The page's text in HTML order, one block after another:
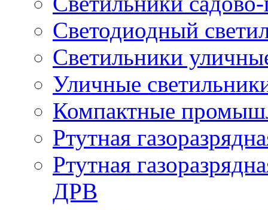
Светодиодный
Светильники
Уличные
Компактные
Ртутная
Ртутная
ДРВ